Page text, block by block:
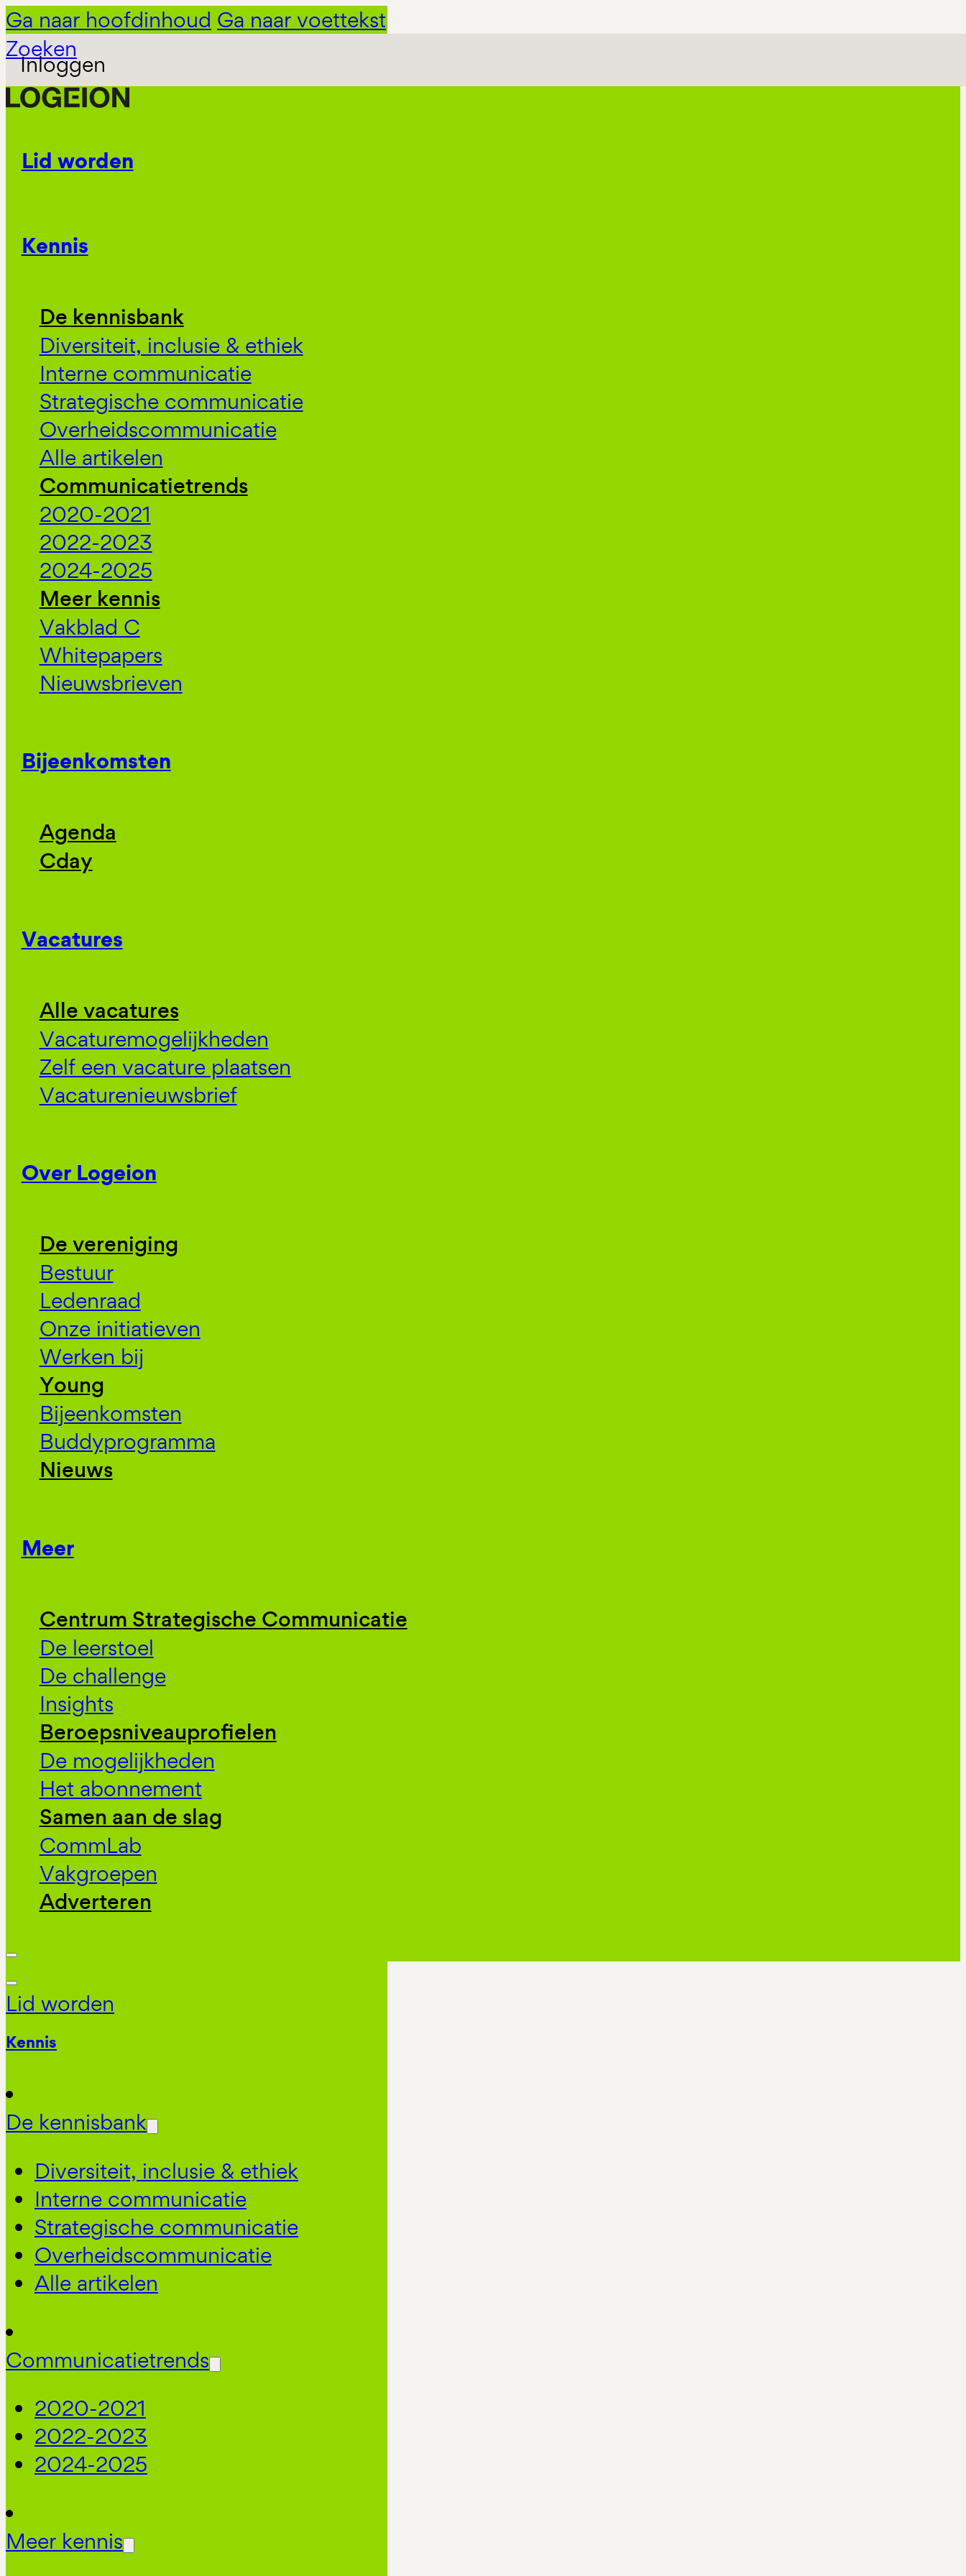
Ga naar hoofdinhoud Ga naar voettekst
Zoeken
Inloggen
Lid worden
Kennis
De kennisbank
Diversiteit, inclusie & ethiek
Interne communicatie
Strategische communicatie
Overheidscommunicatie
Alle artikelen
Communicatietrends
2020-2021
2022-2023
2024-2025
Meer kennis
Vakblad C
Whitepapers
Nieuwsbrieven
Bijeenkomsten
Agenda
Cday
Vacatures
Alle vacatures
Vacaturemogelijkheden
Zelf een vacature plaatsen
Vacaturenieuwsbrief
Over Logeion
De vereniging
Bestuur
Ledenraad
Onze initiatieven
Werken bij
Young
Bijeenkomsten
Buddyprogramma
Nieuws
Meer
Centrum Strategische Communicatie
De leerstoel
De challenge
Insights
Beroepsniveauprofielen
De mogelijkheden
Het abonnement
Samen aan de slag
CommLab
Vakgroepen
Adverteren
Lid worden
Kennis
De kennisbank
Diversiteit, inclusie & ethiek
Interne communicatie
Strategische communicatie
Overheidscommunicatie
Alle artikelen
Communicatietrends
2020-2021
2022-2023
2024-2025
Meer kennis